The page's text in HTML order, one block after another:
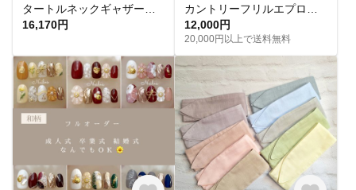
16,170円
12,000円
20,000円以上で送料無料